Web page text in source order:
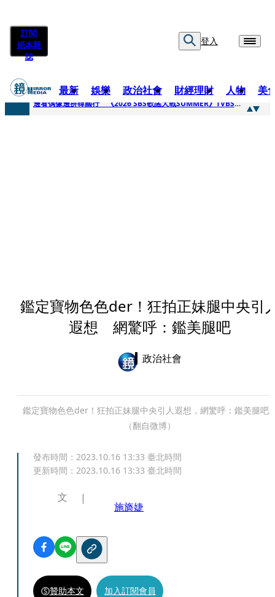
訂閱
紙本雜
誌
登入
最新 娛樂 政治社會 財經理財 人物 美
快訊
邊看偶像邊拚韓國行 《2026 SBS歌謠大戰SUMMER》TVBS直播祭追星福利
鑑定寶物色色der！狂拍正妹腿中央引
遐想 網驚呼：鑑美腿吧
政治社會
鑑定寶物色色der！狂拍正妹腿中央引人遐想，網驚呼：鑑美腿吧
（翻自微博）
發布時間： 2023.10.16 13:33 臺北時間
更新時間： 2023.10.16 13:33 臺北時間
文
施旖婕
贊助本文 加入訂閱會員